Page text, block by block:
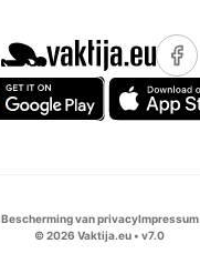
Bescherming van privacyImpressum
©2026 Vaktija.eu • v7.0